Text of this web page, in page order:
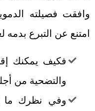
وافقت فصيلته
امتنع عن التبرع بدمه
فكيف يمكنك
والتضحية من
وفي نظرك ما